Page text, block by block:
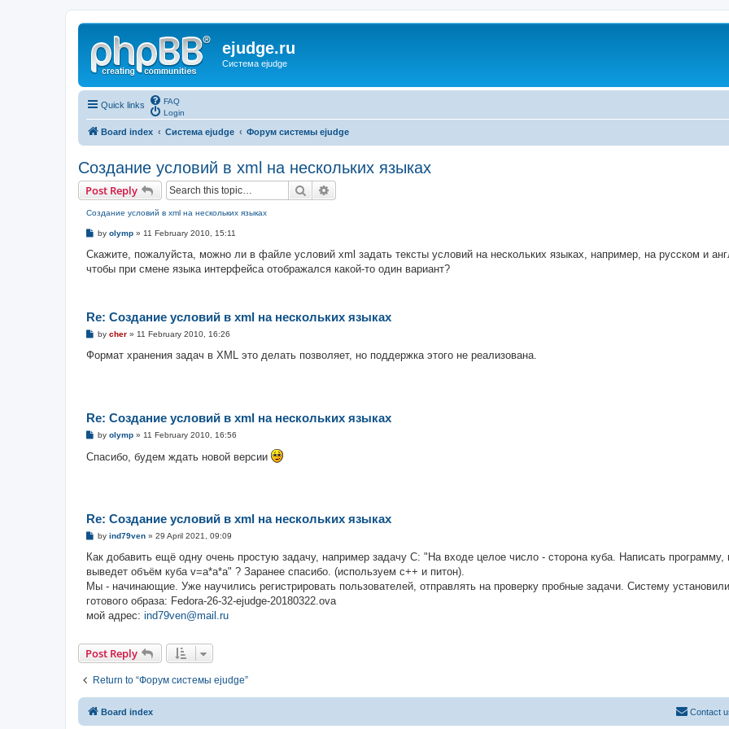
ejudge.ru
Система ejudge
Quick links
FAQ
Login
Board index Система ejudge Форум системы ejudge
Создание условий в xml на нескольких языках
Post Reply Search
Создание условий в xml на нескольких языках
P
s
by olymp » 11 February 2010, 15:11
Скажите, пожалуйста, можно ли в файле условий xml задать тексты условий на нескольких языках, например, на русском и
чтобы при смене языка интерфейса отображался какой-то один вариант?
Re: Создание условий в xml на нескольких языках
P
s
by cher » 11 February 2010, 16:26
Формат хранения задач в XML это делать позволяет, но поддержка этого не реализована.
Re: Создание условий в xml на нескольких языках
P
s
t
by olymp » 11 February 2010, 16:56
Спасибо, будем ждать новой версии
Re: Создание условий в xml на нескольких языках
P
s
by ind79ven » 29 April 2021, 09:09
Как добавить ещё одну очень простую задачу, например задачу C: "На входе целое число - сторона куба. Написать программу,
выведет объём куба v=a*a*a" ? Заранее спасибо. (используем с++ и питон).
Мы - начинающие. Уже научились регистрировать пользователей, отправлять на проверку пробные задачи. Систему
готового образа: Fedora-26-32-ejudge-20180322.ova
мой адрес: ind79ven@mail.ru
Post Reply
Return to “Форум системы ejudge”
Board index Contact